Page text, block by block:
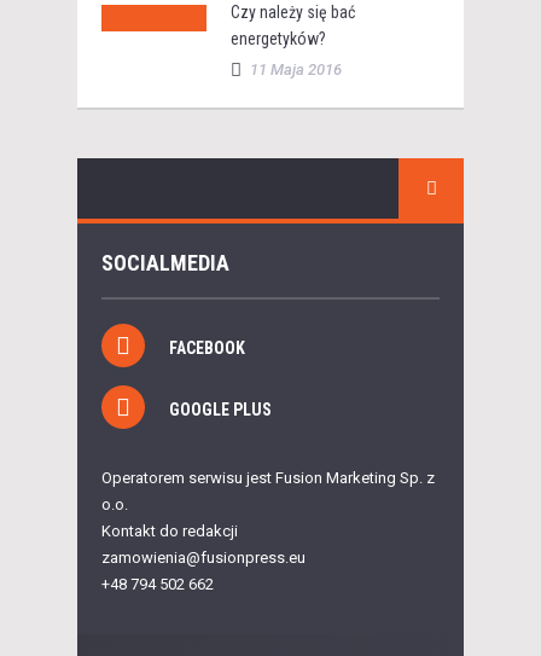
Czy należy się bać
energetyków?
11 Maja 2016
SOCIALMEDIA
FACEBOOK
GOOGLE PLUS
Operatorem serwisu jest Fusion Marketing Sp. z
o.o.
Kontakt do redakcji
zamowienia@fusionpress.eu
+48 794 502 662